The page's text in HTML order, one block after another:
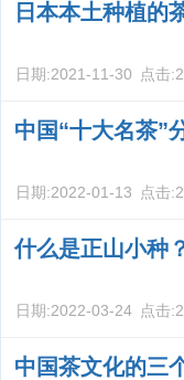
日本本土种植的
日期:2021-11-30 点击:
中国“十大名茶”
日期:2022-01-13 点击:
什么是正山小种
日期:2022-03-24 点击:
中国茶文化的三